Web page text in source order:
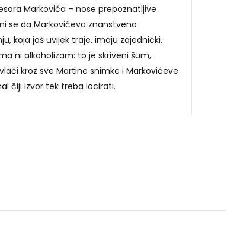
Markovića – nose prepoznatljive
se da Markovićeva znanstvena
koja još uvijek traje, imaju zajednički,
ni alkoholizam: to je skriveni šum,
kroz sve Martine snimke i Markovićeve
čiji izvor tek treba locirati.